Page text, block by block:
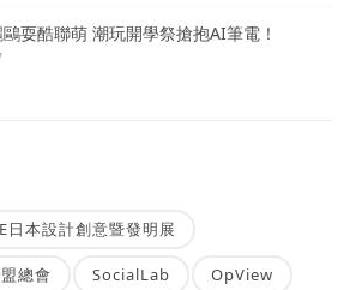
耍酷聯萌 潮玩開學祭搶抱AI筆電！
日本設計創意暨發明展
總會 SocialLab OpView